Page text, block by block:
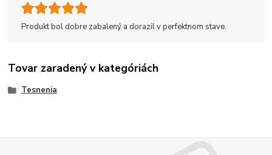
Produkt bol dobre zabalený a dorazil v perfektnom stave.
Tovar zaradený v kategóriách
Tesnenia